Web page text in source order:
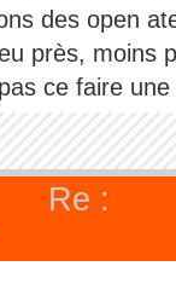
des open
près, moins
ce faire
Re :